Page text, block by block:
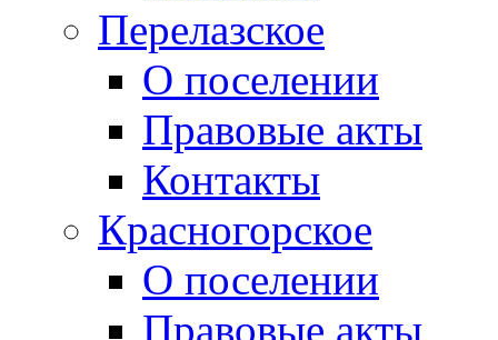
Перелазское
О поселении
Правовые акты
Контакты
Красногорское
О поселении
Правовые акты